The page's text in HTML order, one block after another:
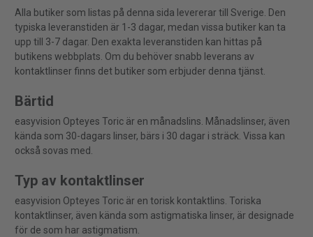
Alla butiker som listas på denna sida levererar till Sverige. Den
typiska leveranstiden är 1-3 dagar, medan vissa butiker kan ta
upp till 3-7 dagar. Den exakta leveranstiden kan hittas på
butikens webbplats. Om du behöver snabb leverans av
kontaktlinser finns det butiker som erbjuder denna tjänst.
Bärtid
easyvision Opteyes Toric är en månadslins. Månadslinser, även
kända som 30-dagars linser, bärs i 30 dagar i sträck. Vissa kan
också sovas med.
Typ av kontaktlinser
easyvision Opteyes Toric är en torisk kontaktlins. Toriska
kontaktlinser, även kända som astigmatiska linser, är designade
för de som har astigmatism.